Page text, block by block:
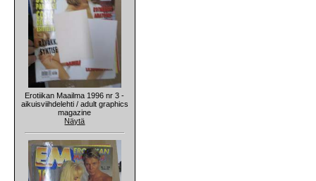
Erotiikan Maailma 1996 nr 3 -
aikuisviihdelehti / adult graphics
magazine
Näytä